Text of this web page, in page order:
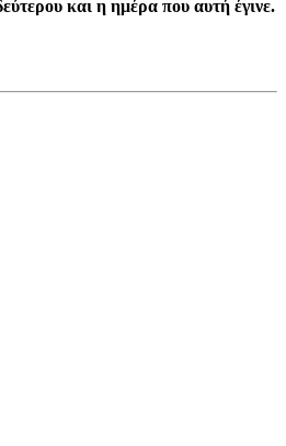
και η ημέρα που αυτή έγινε.